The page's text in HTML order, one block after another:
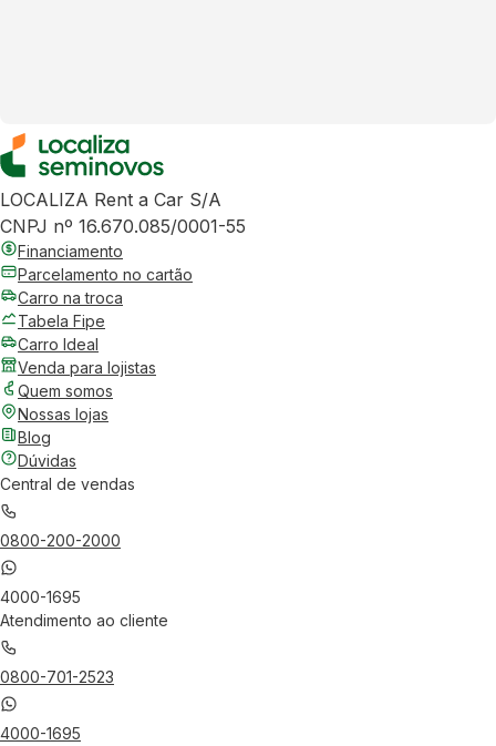
LOCALIZA Rent a Car S/A
CNPJ nº 16.670.085/0001-55
Financiamento
Parcelamento no cartão
Carro na troca
Tabela Fipe
Carro Ideal
Venda para lojistas
Quem somos
Nossas lojas
Blog
Dúvidas
Central de vendas
0800-200-2000
4000-1695
Atendimento ao cliente
0800-701-2523
4000-1695